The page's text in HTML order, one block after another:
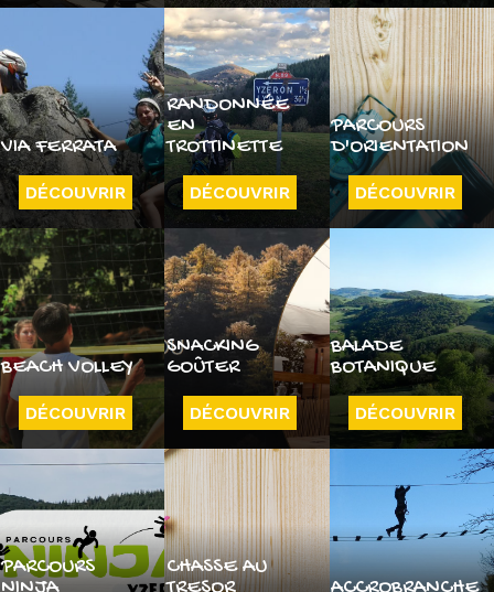
VIA FERRATA
DÉCOUVRIR
RANDONNÉE
EN
TROTTINETTE
DÉCOUVRIR
PARCOURS
D'ORIENTATION
DÉCOUVRIR
BEACH VOLLEY
DÉCOUVRIR
SNACKING
GOÛTER
DÉCOUVRIR
BALADE
BOTANIQUE
DÉCOUVRIR
PARCOURS
CHASSE AU